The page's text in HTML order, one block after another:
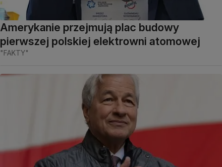
Amerykanie przejmują plac budowy
pierwszej polskiej elektrowni atomowej
"FAKTY"